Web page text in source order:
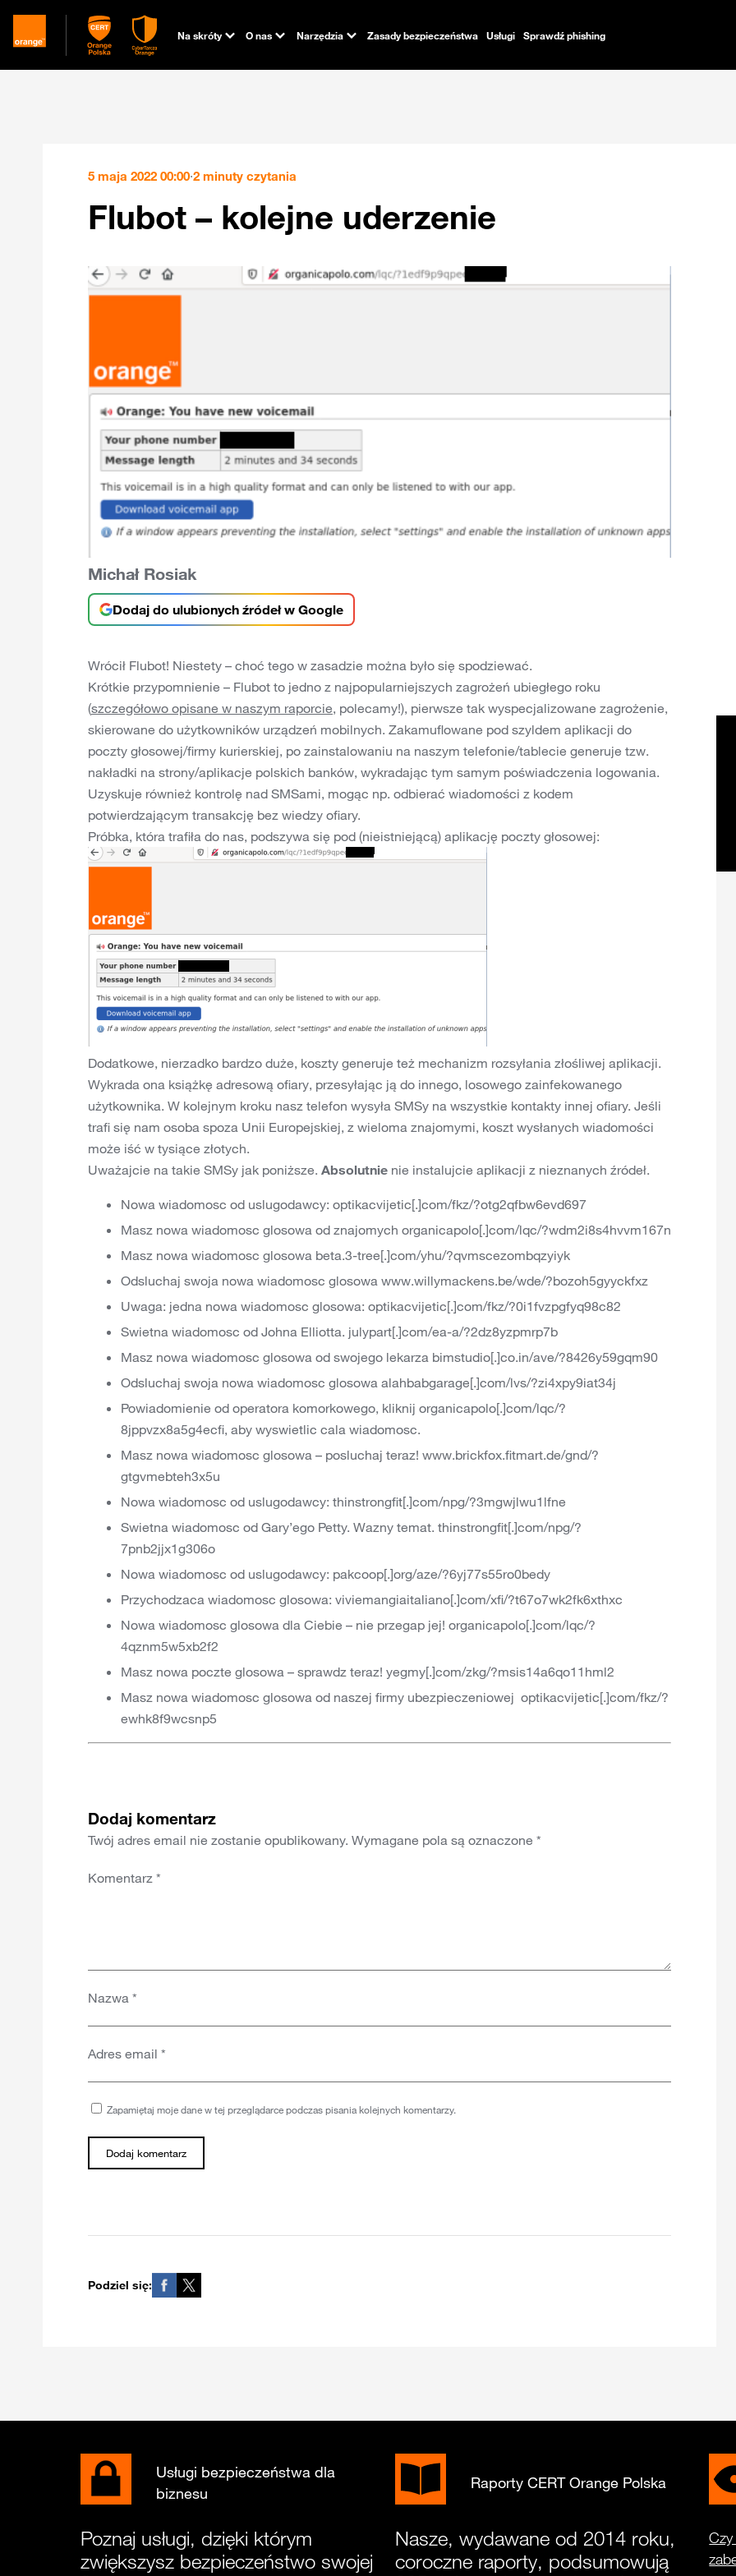
Na skróty O nas Narzędzia Zasady bezpieczeństwa Usługi Sprawdź phishing
5 maja 2022 00:00·2 minuty czytania
Flubot – kolejne uderzenie
Michał Rosiak
Dodaj do ulubionych źródeł w Google
Wrócił Flubot! Niestety – choć tego w zasadzie można było się spodziewać.
Krótkie przypomnienie – Flubot to jedno z najpopularniejszych zagrożeń ubiegłego roku
(szczegółowo opisane w naszym raporcie, polecamy!), pierwsze tak wyspecjalizowane zagrożenie,
skierowane do użytkowników urządzeń mobilnych. Zakamuflowane pod szyldem aplikacji do
poczty głosowej/firmy kurierskiej, po zainstalowaniu na naszym telefonie/tablecie generuje tzw.
nakładki na strony/aplikacje polskich banków, wykradając tym samym poświadczenia logowania.
Uzyskuje również kontrolę nad SMSami, mogąc np. odbierać wiadomości z kodem
potwierdzającym transakcję bez wiedzy ofiary.
Próbka, która trafiła do nas, podszywa się pod (nieistniejącą) aplikację poczty głosowej:
Dodatkowe, nierzadko bardzo duże, koszty generuje też mechanizm rozsyłania złośliwej aplikacji.
Wykrada ona książkę adresową ofiary, przesyłając ją do innego, losowego zainfekowanego
użytkownika. W kolejnym kroku nasz telefon wysyła SMSy na wszystkie kontakty innej ofiary. Jeśli
trafi się nam osoba spoza Unii Europejskiej, z wieloma znajomymi, koszt wysłanych wiadomości
może iść w tysiące złotych.
Uważajcie na takie SMSy jak poniższe. Absolutnie nie instalujcie aplikacji z nieznanych źródeł.
Nowa wiadomosc od uslugodawcy: optikacvijetic[.]com/fkz/?otg2qfbw6evd697
Masz nowa wiadomosc glosowa od znajomych organicapolo[.]com/lqc/?wdm2i8s4hvvm167n
Masz nowa wiadomosc glosowa beta.3-tree[.]com/yhu/?qvmscezombqzyiyk
Odsluchaj swoja nowa wiadomosc glosowa www.willymackens.be/wde/?bozoh5gyyckfxz
Uwaga: jedna nowa wiadomosc glosowa: optikacvijetic[.]com/fkz/?0i1fvzpgfyq98c82
Swietna wiadomosc od Johna Elliotta. julypart[.]com/ea-a/?2dz8yzpmrp7b
Masz nowa wiadomosc glosowa od swojego lekarza bimstudio[.]co.in/ave/?8426y59gqm90
Odsluchaj swoja nowa wiadomosc glosowa alahbabgarage[.]com/lvs/?zi4xpy9iat34j
Powiadomienie od operatora komorkowego, kliknij organicapolo[.]com/lqc/?
8jppvzx8a5g4ecfi, aby wyswietlic cala wiadomosc.
Masz nowa wiadomosc glosowa – posluchaj teraz! www.brickfox.fitmart.de/gnd/?
gtgvmebteh3x5u
Nowa wiadomosc od uslugodawcy: thinstrongfit[.]com/npg/?3mgwjlwu1lfne
Swietna wiadomosc od Gary’ego Petty. Wazny temat. thinstrongfit[.]com/npg/?
7pnb2jjx1g306o
Nowa wiadomosc od uslugodawcy: pakcoop[.]org/aze/?6yj77s55ro0bedy
Przychodzaca wiadomosc glosowa: viviemangiaitaliano[.]com/xfi/?t67o7wk2fk6xthxc
Nowa wiadomosc glosowa dla Ciebie – nie przegap jej! organicapolo[.]com/lqc/?
4qznm5w5xb2f2
Masz nowa poczte glosowa – sprawdz teraz! yegmy[.]com/zkg/?msis14a6qo11hml2
Masz nowa wiadomosc glosowa od naszej firmy ubezpieczeniowej optikacvijetic[.]com/fkz/?
ewhk8f9wcsnp5
Dodaj komentarz
Twój adres email nie zostanie opublikowany. Wymagane pola są oznaczone *
Komentarz *
Nazwa *
Adres email *
Zapamiętaj moje dane w tej przeglądarce podczas pisania kolejnych komentarzy.
Podziel się:
Usługi bezpieczeństwa dla
biznesu
Poznaj usługi, dzięki którym
zwiększysz bezpieczeństwo swojej
Raporty CERT Orange Polska
Nasze, wydawane od 2014 roku,
coroczne raporty, podsumowują
Czy